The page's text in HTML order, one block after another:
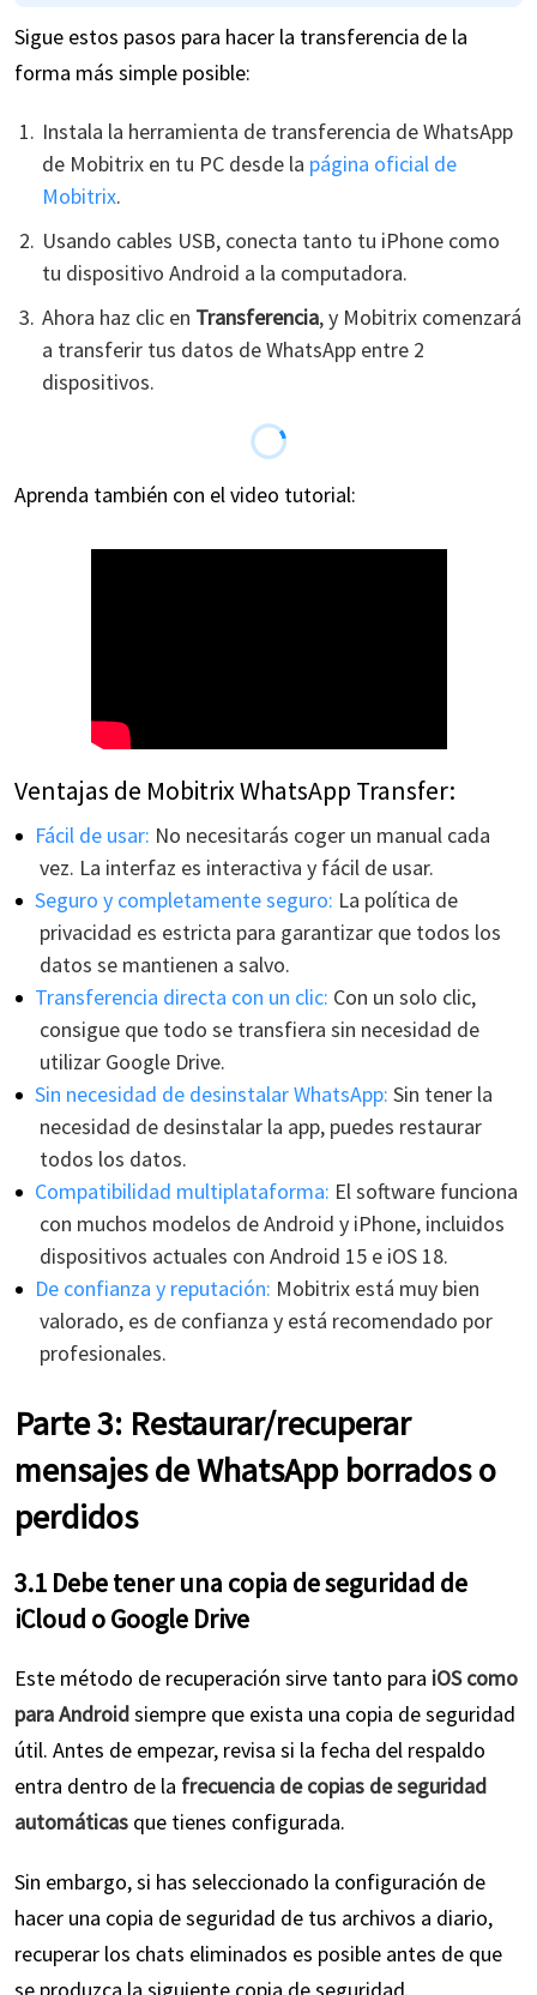
Sigue estos pasos para hacer la transferencia de la
forma más simple posible:
Instala la herramienta de transferencia de WhatsApp
de Mobitrix en tu PC desde la página oficial de
Mobitrix.
Usando cables USB, conecta tanto tu iPhone como
tu dispositivo Android a la computadora.
Ahora haz clic en Transferencia, y Mobitrix comenzará
a transferir tus datos de WhatsApp entre 2
dispositivos.
Aprenda también con el video tutorial:
Ventajas de Mobitrix WhatsApp Transfer:
Fácil de usar: No necesitarás coger un manual cada
vez. La interfaz es interactiva y fácil de usar.
Seguro y completamente seguro: La política de
privacidad es estricta para garantizar que todos los
datos se mantienen a salvo.
Transferencia directa con un clic: Con un solo clic,
consigue que todo se transfiera sin necesidad de
utilizar Google Drive.
Sin necesidad de desinstalar WhatsApp: Sin tener la
necesidad de desinstalar la app, puedes restaurar
todos los datos.
Compatibilidad multiplataforma: El software funciona
con muchos modelos de Android y iPhone, incluidos
dispositivos actuales con Android 15 e iOS 18.
De confianza y reputación: Mobitrix está muy bien
valorado, es de confianza y está recomendado por
profesionales.
Parte 3: Restaurar/recuperar
mensajes de WhatsApp borrados o
perdidos
3.1 Debe tener una copia de seguridad de
iCloud o Google Drive
Este método de recuperación sirve tanto para iOS como
para Androidsiempre que exista una copia de seguridad
útil. Antes de empezar, revisa si la fecha del respaldo
entra dentro de la frecuencia de copias de seguridad
automáticas que tienes configurada.
Sin embargo, si has seleccionado la configuración de
hacer una copia de seguridad de tus archivos a diario,
recuperar los chats eliminados es posible antes de que